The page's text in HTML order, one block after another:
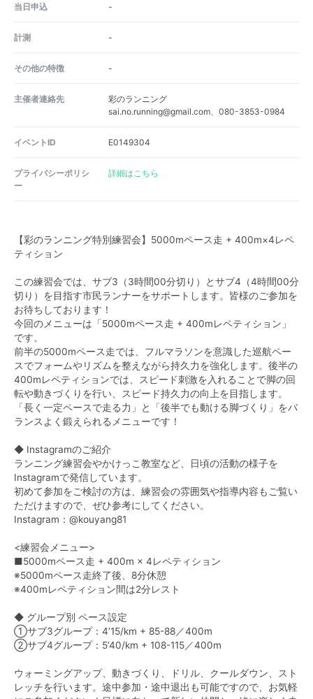
当日申込 -
計測 -
その他の特徴 -
主催者連絡先
彩のランニング
sai.no.running@gmail.com、080-3853-0984
イベントID E0149304
プライバシーポリシ
ー
詳細はこちら
【彩のランニング特別練習会】5000mペース走 + 400m×4レペ
ティション
この練習会では、サブ3（3時間00分切り）とサブ4（4時間00分
切り）を目指す市民ランナーをサポートします。皆様のご参加を
お待ちしております！
今回のメニューは「5000mペース走 + 400mレペティション」
です。
前半の5000mペース走では、フルマラソンを意識した巡航ペー
スでフォームやリズムを整えながら持久力を強化します。後半の
400mレペティションでは、スピード刺激を入れることで脚の回
転や動きづくりを行い、スピード持久力の向上を目指します。
「長く一定ペースで走る力」と「後半でも動ける脚づくり」をバ
ランスよく鍛えられるメニューです！
◆ Instagramのご紹介
ランニング練習会やかけっこ教室など、日頃の活動の様子を
Instagramで発信しています。
初めて参加をご検討の方は、練習会の雰囲気や指導内容もご覧い
ただけますので、ぜひ参考にしてください。
Instagram：@kouyang81
<練習会メニュー>
■5000mペース走 + 400m × 4レペティション
※5000mペース走終了後、8分休憩
※400mレペティション間は2分レスト
◆ グループ別 ペース設定
①サブ3グループ：4’15/km + 85-88／400m
②サブ4グループ：5’40/km + 108-115／400m
ウォーミングアップ、動きづくり、ドリル、クールダウン、スト
レッチを行います。途中参加・途中退出も可能ですので、お気軽